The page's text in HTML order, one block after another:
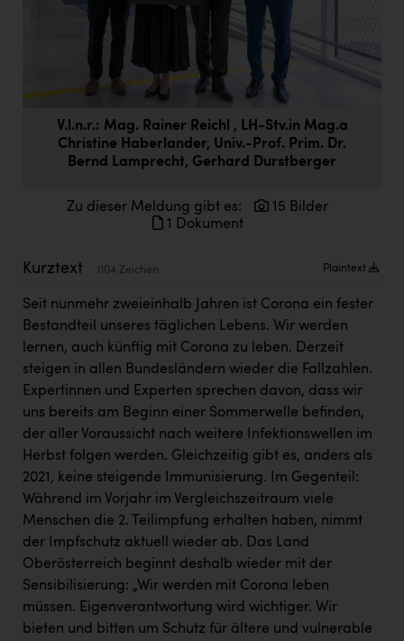
Doppler Gruppe
Fristads Austria
IFE Austria GmbH
Jesolo
Jane Goodall Institute Austria
Kärcher
Karin Liedl
KEBA
KIWI Kinderwunsch Institut Dr. Loimer
KLIPP Frisör
Kleider Bauer
Kremsmüller Anlagenbau GmbH
V.l.n.r.: Mag. Rainer Reichl , LH-Stv.in Mag.a
Christine Haberlander, Univ.-Prof. Prim. Dr.
Bernd Lamprecht, Gerhard Durstberger
Zu dieser Meldung gibt es:
15 Bilder
1 Dokument
Kurztext 1104 Zeichen Plaintext
Seit nunmehr zweieinhalb Jahren ist Corona ein fester
Bestandteil unseres täglichen Lebens. Wir werden
lernen, auch künftig mit Corona zu leben. Derzeit
steigen in allen Bundesländern wieder die Fallzahlen.
Expertinnen und Experten sprechen davon, dass wir
uns bereits am Beginn einer Sommerwelle befinden,
der aller Voraussicht nach weitere Infektionswellen im
Herbst folgen werden. Gleichzeitig gibt es, anders als
2021, keine steigende Immunisierung. Im Gegenteil:
Während im Vorjahr im Vergleichszeitraum viele
Menschen die 2. Teilimpfung erhalten haben, nimmt
der Impfschutz aktuell wieder ab. Das Land
Oberösterreich beginnt deshalb wieder mit der
Sensibilisierung: „Wir werden mit Corona leben
müssen. Eigenverantwortung wird wichtiger. Wir
bieten und bitten um Schutz für ältere und vulnerable